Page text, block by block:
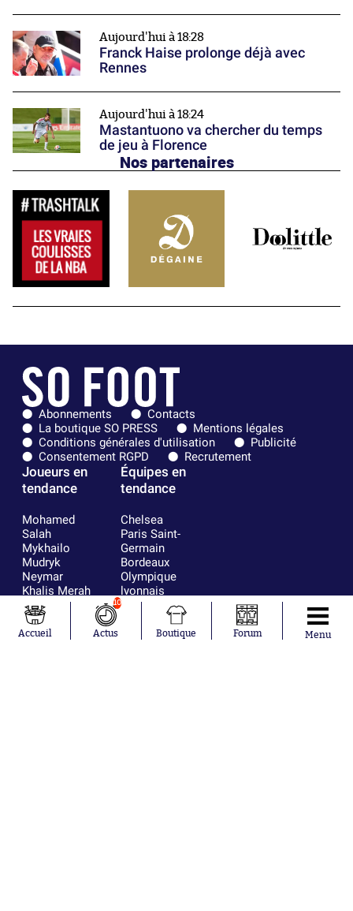
Aujourd'hui à 18:28
Franck Haise prolonge déjà avec
Rennes
Aujourd'hui à 18:24
Mastantuono va chercher du temps
de jeu à Florence
Nos partenaires
Abonnements
Contacts
La boutique SO PRESS
Mentions légales
Conditions générales d'utilisation
Publicité
Consentement RGPD
Recrutement
Joueurs en
tendance
Mohamed
Salah
Mykhailo
Mudryk
Neymar
Khalis Merah
Loïs Openda
Moussa
Niakhaté
Équipes en
tendance
Chelsea
Paris Saint-
Germain
Bordeaux
Olympique
lyonnais
FIFA
Real Madrid
RC Strasbourg
Accueil
10
Actus Boutique Forum Menu